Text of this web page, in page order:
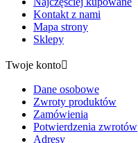
Kontakt z nami
Mapa strony
Sklepy
Twoje konto
Dane osobowe
Zwroty produktów
Zamówienia
Potwierdzenia zwrotów
Adresy